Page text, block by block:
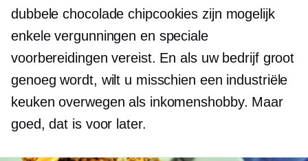
dubbele chocolade chipcookies zijn mogelijk
enkele vergunningen en speciale
voorbereidingen vereist. En als uw bedrijf groot
genoeg wordt, wilt u misschien een industriële
keuken overwegen als inkomenshobby. Maar
goed, dat is voor later.